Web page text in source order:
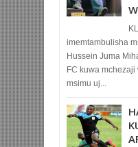
imemtambulisha
Hussein Juma
FC kuwa
msimu uj...